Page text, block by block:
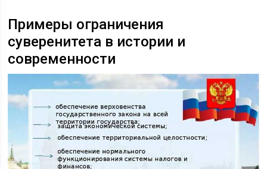
Примеры ограничения
суверенитета в истории и
современности